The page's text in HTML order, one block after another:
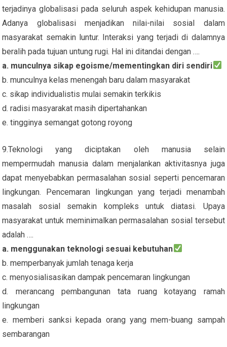
terjadinya globalisasi pada seluruh aspek kehidupan manusia.
Adanya globalisasi menjadikan nilai-nilai sosial dalam
masyarakat semakin luntur. Interaksi yang terjadi di dalamnya
beralih pada tujuan untung rugi. Hal ini ditandai dengan ….
a. munculnya sikap egoisme/mementingkan diri sendiri
b. munculnya kelas menengah baru dalam masyarakat
c. sikap individualistis mulai semakin terkikis
d. radisi masyarakat masih dipertahankan
e. tingginya semangat gotong royong
9.Teknologi yang diciptakan oleh manusia selain
mempermudah manusia dalam menjalankan aktivitasnya juga
dapat menyebabkan permasalahan sosial seperti pencemaran
lingkungan. Pencemaran lingkungan yang terjadi menambah
masalah sosial semakin kompleks untuk diatasi. Upaya
masyarakat untuk meminimalkan permasalahan sosial tersebut
adalah ….
a. menggunakan teknologi sesuai kebutuhan
b. memperbanyak jumlah tenaga kerja
c. menyosialisasikan dampak pencemaran lingkungan
d. merancang pembangunan tata ruang kotayang ramah
lingkungan
e. memberi sanksi kepada orang yang mem-buang sampah
sembarangan